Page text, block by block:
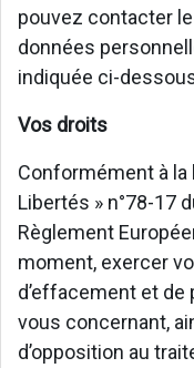
pouvez contacter
données
indiquée ci-
Vos droits
Conformément à
Libertés » n°78-17
Règlement
moment, exercer
d’effacement et
vous concernant,
d’opposition au